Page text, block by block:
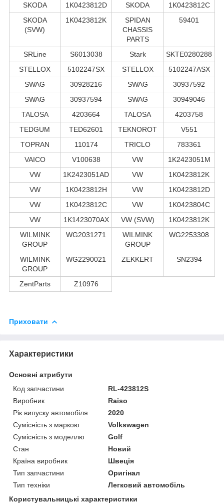
SKODA
1K0423812D SKODA
1K0423812C
SKODA
(SVW)
1K0423812K
SPIDAN
CHASSIS
PARTS
59401
SRLine S6013038 Stark
SKTE0280288
STELLOX
5102247SX STELLOX
5102247ASX
SWAG
30928216 SWAG
30937592
SWAG
30937594 SWAG
30949046
TALOSA
4203664 TALOSA
4203758
TEDGUM
TED62601 TEKNOROT
V551
TOPRAN
110174 TRICLO
783361
VAICO
V100638 VW
1K2423051M
VW
1K2423051AD VW
1K0423812K
VW
1K0423812H VW
1K0423812D
VW
1K0423812C VW
1K0423804C
VW
1K1423070AX VW (SVW)
1K0423812K
WILMINK
GROUP
WG2031271
WILMINK
GROUP
WG2253308
WILMINK
GROUP
WG2290021 ZEKKERT SN2394
ZentParts Z10976
Приховати
Характеристики
Основні атрибути
Код запчастини
RL-423812S
Виробник
Raiso
Рік випуску автомобіля
2020
Сумісність з маркою
Volkswagen
Сумісність з моделлю
Golf
Стан
Новий
Країна виробник
Швеція
Тип запчастини
Оригінал
Тип техніки
Легковий автомобіль
Користувальницькі характеристики